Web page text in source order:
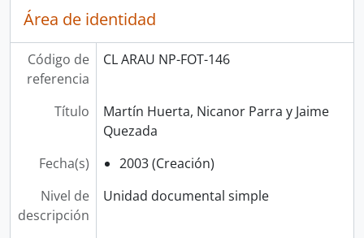
Área de identidad
Código de
referencia
CL ARAU NP-FOT-146
Título
Martín Huerta, Nicanor Parra y Jaime
Quezada
Fecha(s)
2003 (Creación)
Nivel de
descripción
Unidad documental simple